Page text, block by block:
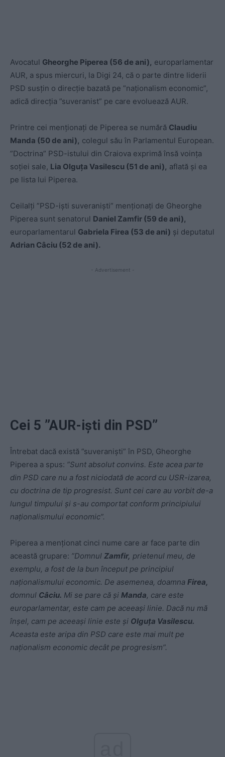
Avocatul Gheorghe Piperea (56 de ani), europarlamentar
AUR, a spus miercuri, la Digi 24, că o parte dintre liderii
PSD susțin o direcție bazată pe ”naționalism economic”,
adică direcția ”suveranist” pe care evoluează AUR.
Printre cei menționați de Piperea se numără Claudiu
Manda (50 de ani), colegul său în Parlamentul European.
”Doctrina” PSD-istului din Craiova exprimă însă voința
soției sale, Lia Olguța Vasilescu (51 de ani), aflată și ea
pe lista lui Piperea.
Ceilalți ”PSD-iști suveraniști” menționați de Gheorghe
Piperea sunt senatorul Daniel Zamfir (59 de ani),
europarlamentarul Gabriela Firea (53 de ani) și deputatul
Adrian Câciu (52 de ani).
- Advertisement -
Cei 5 ”AUR-iști din PSD”
Întrebat dacă există ”suveraniști” în PSD, Gheorghe
Piperea a spus: ”Sunt absolut convins. Este acea parte
din PSD care nu a fost niciodată de acord cu USR-izarea,
cu doctrina de tip progresist. Sunt cei care au vorbit de-a
lungul timpului și s-au comportat conform principiului
naționalismului economic”.
Piperea a menționat cinci nume care ar face parte din
această grupare: ”Domnul Zamfir, prietenul meu, de
exemplu, a fost de la bun început pe principiul
naționalismului economic. De asemenea, doamna Firea,
domnul Câciu. Mi se pare că și Manda, care este
europarlamentar, este cam pe aceeași linie. Dacă nu mă
înșel, cam pe aceeași linie este și Olguța Vasilescu.
Aceasta este aripa din PSD care este mai mult pe
naționalism economic decât pe progresism”.